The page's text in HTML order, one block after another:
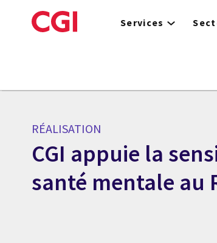
to
Services
RÉALISATION
CGI appuie la
santé mentale au